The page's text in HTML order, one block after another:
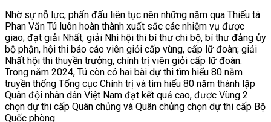
Nhờ sự nỗ lực, phấn đấu liên tục nên những năm qua Thiếu tá
Phan Văn Tú luôn hoàn thành xuất sắc các nhiệm vụ được
giao; đạt giải Nhất, giải Nhì hội thi bí thư chi bộ, bí thư đảng ủy
bộ phận, hội thi báo cáo viên giỏi cấp vùng, cấp lữ đoàn; giải
Nhất hội thi thuyền trưởng, chính trị viên giỏi cấp lữ đoàn.
Trong năm 2024, Tú còn có hai bài dự thi tìm hiểu 80 năm
truyền thống Tổng cục Chính trị và tìm hiểu 80 năm thành lập
Quân đội nhân dân Việt Nam đạt kết quả cao, được Vùng 2
chọn dự thi cấp Quân chủng và Quân chủng chọn dự thi cấp Bộ
Quốc phòng.